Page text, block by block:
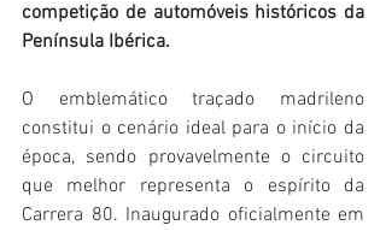
competição de automóveis históricos da
Península Ibérica.
O emblemático traçado madrileno
constitui o cenário ideal para o início da
época, sendo provavelmente o circuito
que melhor representa o espírito da
Carrera 80. Inaugurado oficialmente em